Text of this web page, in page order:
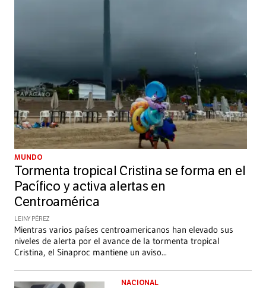
MUNDO
Tormenta tropical Cristina se forma en el
Pacífico y activa alertas en
Centroamérica
LEINY PÉREZ
Mientras varios países centroamericanos han elevado sus
niveles de alerta por el avance de la tormenta tropical
Cristina, el Sinaproc mantiene un aviso...
NACIONAL